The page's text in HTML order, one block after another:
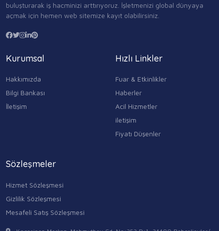
buluşturarak iş hacminizi arttırıyoruz. İşletmenizi global dünyaya
açmak için hemen web sitemize kayıt olabilirsiniz.
Kurumsal
Hakkımızda
Bilgi Bankası
İletişim
Hızlı Linkler
Fuar & Etkinlikler
Haberler
Acil Hizmetler
iletişim
Fiyatı Düşenler
Sözleşmeler
Hizmet Sözleşmesi
Gizlilik Sözleşmesi
Mesafeli Satış Sözleşmesi